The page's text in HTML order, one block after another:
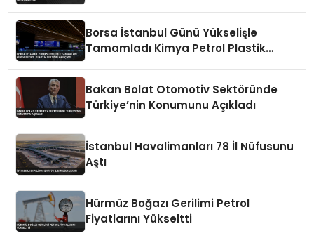
Borsa İstanbul Günü Yükselişle
Tamamladı Kimya Petrol Plastik
Bakan Bolat Otomotiv Sektöründe
Türkiye’nin Konumunu Açıkladı
İstanbul Havalimanları 78 İl Nüfusunu
Aştı
Hürmüz Boğazı Gerilimi Petrol
Fiyatlarını Yükseltti